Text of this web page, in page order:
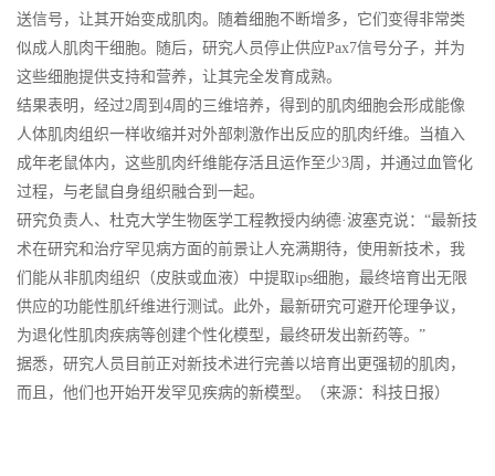
送信号，让其开始变成肌肉。随着细胞不断增多，它们变得非常类
似成人肌肉干细胞。随后，研究人员停止供应Pax7信号分子，并为
这些细胞提供支持和营养，让其完全发育成熟。
结果表明，经过2周到4周的三维培养，得到的肌肉细胞会形成能像
人体肌肉组织一样收缩并对外部刺激作出反应的肌肉纤维。当植入
成年老鼠体内，这些肌肉纤维能存活且运作至少3周，并通过血管化
过程，与老鼠自身组织融合到一起。
研究负责人、杜克大学生物医学工程教授内纳德·波塞克说：“最新技
术在研究和治疗罕见病方面的前景让人充满期待，使用新技术，我
们能从非肌肉组织（皮肤或血液）中提取ips细胞，最终培育出无限
供应的功能性肌纤维进行测试。此外，最新研究可避开伦理争议，
为退化性肌肉疾病等创建个性化模型，最终研发出新药等。”
据悉，研究人员目前正对新技术进行完善以培育出更强韧的肌肉，
而且，他们也开始开发罕见疾病的新模型。（来源：科技日报）